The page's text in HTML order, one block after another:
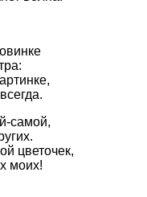
самой,
цветочек,
моих!